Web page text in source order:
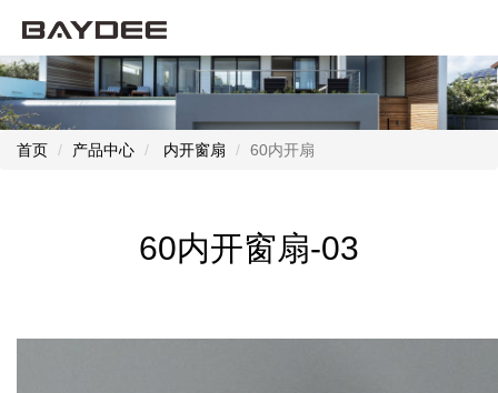
首页 产品中心 内开窗扇 60内开扇
60内开窗扇-03